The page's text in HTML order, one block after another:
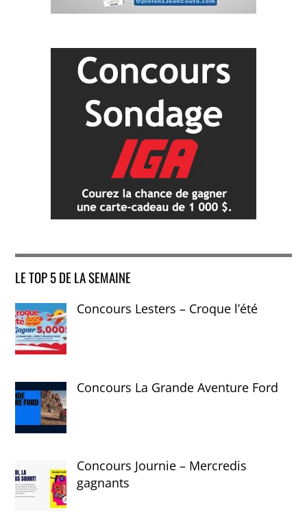
LE TOP 5 DE LA SEMAINE
Concours Lesters – Croque l’été
Concours La Grande Aventure Ford
Concours Journie – Mercredis
gagnants